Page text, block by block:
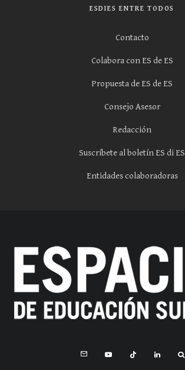
ESDIES ENTRE TODOS
Contacto
Colabora con ES de ES
Propuesta de ES de ES
Consejo Asesor
Redacción
Suscríbete al boletín ES di ES
Entidades colaboradoras